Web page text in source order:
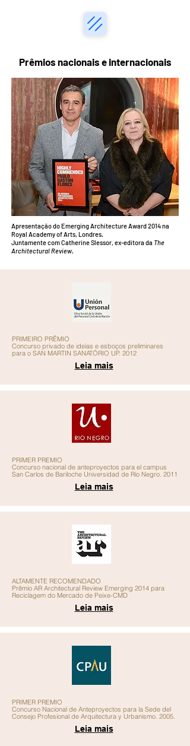
Prêmios nacionais e internacionais
Apresentação do Emerging Architecture Award 2014 na
Royal Academy of Arts, Londres.
Juntamente com Catherine Slessor, ex-editora da The
Architectural Review.
Leia mais
PRIMEIRO PRÊMIO
Concurso privado de ideias e esboços preliminares
para o SAN MARTIN SANATÓRIO UP. 2012
Leia mais
PRIMER PREMIO
Concurso nacional de anteproyectos para el campus
San Carlos de Bariloche Universidad de Río Negro. 2011
Leia mais
ALTAMENTE RECOMENDADO
Prêmio AR Architectural Review Emerging 2014 para
Reciclagem do Mercado de Peixe-CMD
Leia mais
PRIMER PREMIO
Concurso Nacional de Anteproyectos para la Sede del
Consejo Profesional de Arquitectura y Urbanismo. 2005.